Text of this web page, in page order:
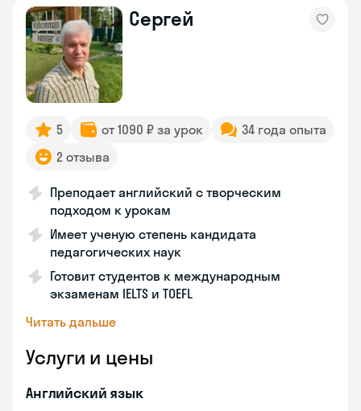
Сергей
5 от 1090 ₽ за урок
34 года опыта
2 отзыва
Преподает английский с творческим
подходом к урокам
Имеет ученую степень кандидата
педагогических наук
Готовит студентов к международным
экзаменам IELTS и TOEFL
Читать дальше
Услуги и цены
Английский язык